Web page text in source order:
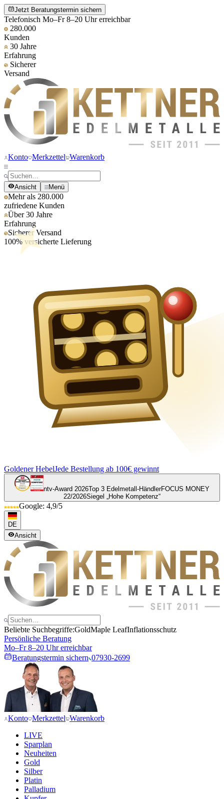
Jetzt Beratungstermin sichern
Telefonisch Mo–Fr 8–20 Uhr erreichbar
280.000
Kunden
30 Jahre
Erfahrung
Sicherer
Versand
Konto Merkzettel Warenkorb
Ansicht Menü
Mehr als 280.000
zufriedene Kunden
Über 30 Jahre
Erfahrung
Sicherer Versand
100% versicherte Lieferung
Goldener HebelJede Bestellung ab 100€ gewinnt
ntv-Award 2026Top 3 Edelmetall-HändlerFOCUS MONEY
22/2026Siegel „Hohe Kompetenz“
Google: 4,9/5
DE
Ansicht
Beliebte Suchbegriffe:GoldMaple LeafInflationsschutz
Persönliche Beratung
Mo–Fr 8–20 Uhr erreichbar
Beratungstermin sichern 07930-2699
Konto Merkzettel Warenkorb
LIVE
Sparplan
Neuheiten
Gold
Silber
Platin
Palladium